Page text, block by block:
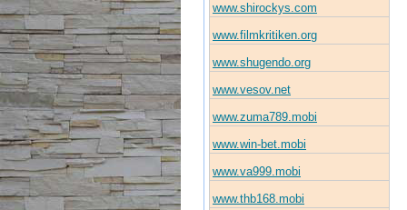
www.shirockys.com
www.filmkritiken.org
www.shugendo.org
www.vesov.net
www.zuma789.mobi
www.win-bet.mobi
www.va999.mobi
www.thb168.mobi